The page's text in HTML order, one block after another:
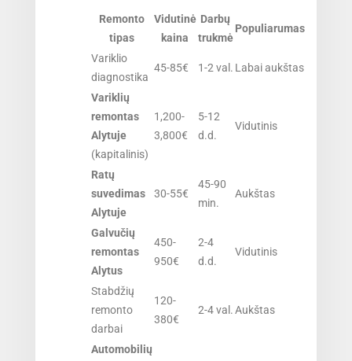
Remonto
tipas
Vidutinė
kaina
Darbų
trukmė
Populiarumas
Variklio
diagnostika
45-85€ 1-2 val. Labai aukštas
Variklių
remontas
Alytuje
(kapitalinis)
1,200-
3,800€
5-12
d.d.
Vidutinis
Ratų
suvedimas
Alytuje
30-55€
45-90
min.
Aukštas
Galvučių
remontas
Alytus
450-
950€
2-4
d.d.
Vidutinis
Stabdžių
remonto
darbai
120-
380€
2-4 val. Aukštas
Automobilių